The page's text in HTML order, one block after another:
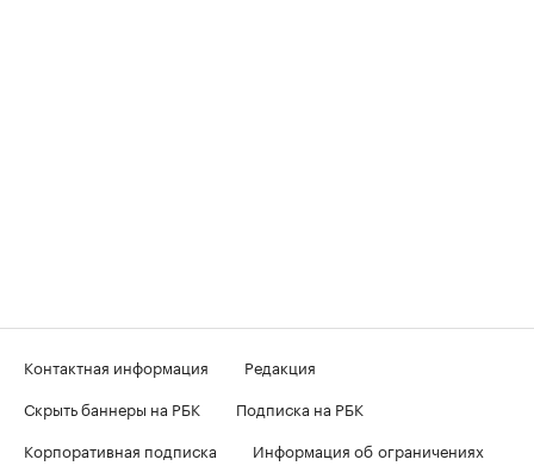
Контактная информация
Редакция
Скрыть баннеры на РБК
Подписка на РБК
Корпоративная подписка
Информация об ограничениях